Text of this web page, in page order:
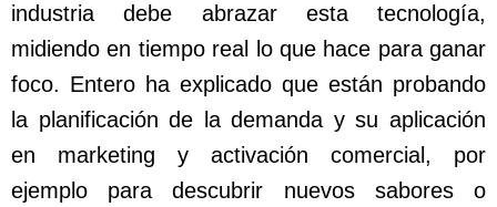
industria debe abrazar esta tecnología,
midiendo en tiempo real lo que hace para ganar
foco. Entero ha explicado que están probando
la planificación de la demanda y su aplicación
en marketing y activación comercial, por
ejemplo para descubrir nuevos sabores o